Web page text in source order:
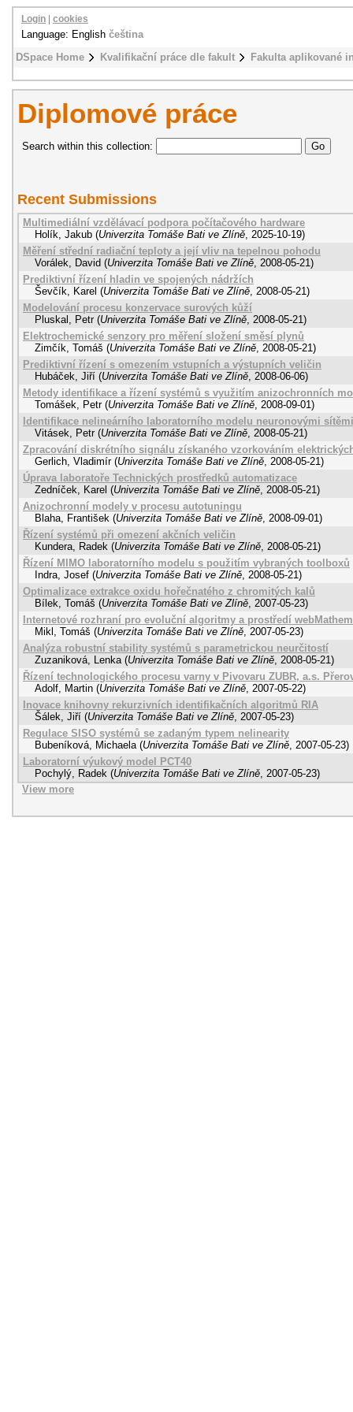
DSpace Home Kvalifikační práce dle fakult Fakulta aplikované
Login cookies
Language: English čeština
Diplomové práce
Search within this collection:
Recent Submissions
Multimediální vzdělávací podpora počítačového hardware
Holík, Jakub (Univerzita Tomáše Bati ve Zlíně, 2025-10-19)
Měření střední radiační teploty a její vliv na tepelnou pohodu
Vorálek, David (Univerzita Tomáše Bati ve Zlíně, 2008-05-21)
Prediktivní řízení hladin ve spojených nádržích
Ševčík, Karel (Univerzita Tomáše Bati ve Zlíně, 2008-05-21)
Modelování procesu konzervace surových kůží
Pluskal, Petr (Univerzita Tomáše Bati ve Zlíně, 2008-05-21)
Elektrochemické senzory pro měření složení směsí plynů
Zimčík, Tomáš (Univerzita Tomáše Bati ve Zlíně, 2008-05-21)
Prediktivní řízení s omezením vstupních a výstupních veličin
Hubáček, Jiří (Univerzita Tomáše Bati ve Zlíně, 2008-06-06)
Metody identifikace a řízení systémů s využitím anizochronních
Tomášek, Petr (Univerzita Tomáše Bati ve Zlíně, 2008-09-01)
Identifikace nelineárního laboratorního modelu neuronovými sítěmi
Vitásek, Petr (Univerzita Tomáše Bati ve Zlíně, 2008-05-21)
Zpracování diskrétního signálu získaného vzorkováním
Gerlich, Vladimír (Univerzita Tomáše Bati ve Zlíně, 2008-05-21)
Úprava laboratoře Technických prostředků automatizace
Zedníček, Karel (Univerzita Tomáše Bati ve Zlíně, 2008-05-21)
Anizochronní modely v procesu autotuningu
Blaha, František (Univerzita Tomáše Bati ve Zlíně, 2008-09-01)
Řízení systémů při omezení akčních veličin
Kundera, Radek (Univerzita Tomáše Bati ve Zlíně, 2008-05-21)
Řízení MIMO laboratorního modelu s použitím vybraných toolboxů
Indra, Josef (Univerzita Tomáše Bati ve Zlíně, 2008-05-21)
Optimalizace extrakce oxidu hořečnatého z chromitých kalů
Bílek, Tomáš (Univerzita Tomáše Bati ve Zlíně, 2007-05-23)
Internetové rozhraní pro evoluční algoritmy a prostředí
Mikl, Tomáš (Univerzita Tomáše Bati ve Zlíně, 2007-05-23)
Analýza robustní stability systémů s parametrickou neurčitostí
Zuzaniková, Lenka (Univerzita Tomáše Bati ve Zlíně, 2008-05-21)
Řízení technologického procesu varny v Pivovaru ZUBR, a.s.
Adolf, Martin (Univerzita Tomáše Bati ve Zlíně, 2007-05-22)
Inovace knihovny rekurzivních identifikačních algoritmů RIA
Šálek, Jiří (Univerzita Tomáše Bati ve Zlíně, 2007-05-23)
Regulace SISO systémů se zadaným typem nelinearity
Bubeníková, Michaela (Univerzita Tomáše Bati ve Zlíně, 2007-05-23)
Laboratorní výukový model PCT40
Pochylý, Radek (Univerzita Tomáše Bati ve Zlíně, 2007-05-23)
View more